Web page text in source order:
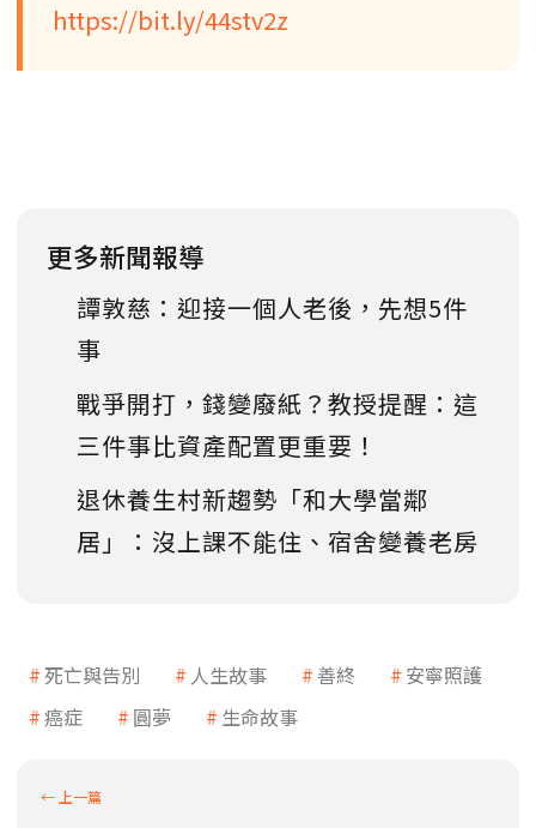
https://bit.ly/44stv2z
更多新聞報導
譚敦慈：迎接一個人老後，先想5件
事
戰爭開打，錢變廢紙？教授提醒：這
三件事比資產配置更重要！
退休養生村新趨勢「和大學當鄰
居」：沒上課不能住、宿舍變養老房
死亡與告別 人生故事 善終
安寧照護
癌症
圓夢 生命故事